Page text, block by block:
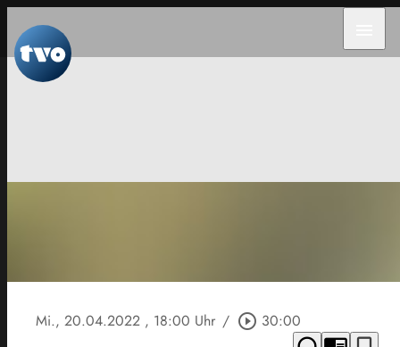
Mi., 20.04.2022 , 18:00 Uhr / play_circle_outline 30:00